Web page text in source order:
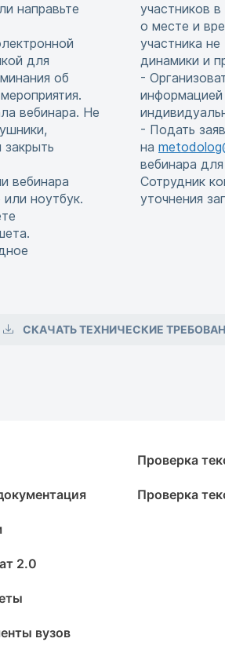
направьте
для
об
вебинара. Не
вебинара
ноутбук.
участников
о месте и
участника
динамики и
-
информацией
- Подать
на
вебинара
Сотрудник
уточнения
СКАЧАТЬ ТЕХНИЧЕСКИЕ
2.0
вузов
Проверка
Проверка